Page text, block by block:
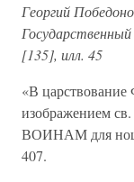
Георгий
[135], илл. 45
«В
изображением
ВОИНАМ для
407.